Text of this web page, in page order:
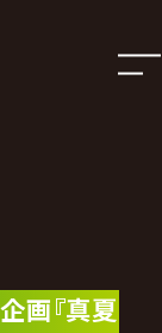
画『真夏